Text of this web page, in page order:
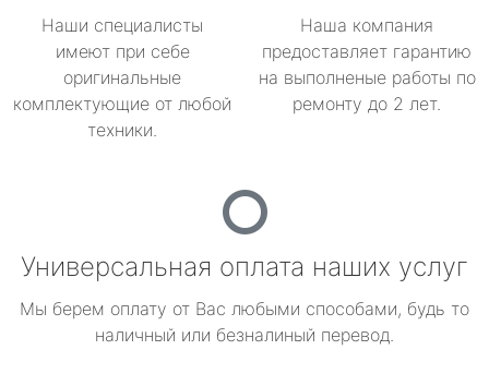
Наши специалисты
имеют при себе
оригинальные
комплектующие от любой
техники.
Наша компания
предоставляет гарантию
на выполненые работы по
ремонту до 2 лет.
Универсальная оплата наших услуг
Мы берем оплату от Вас любыми способами, будь то
наличный или безналиный перевод.